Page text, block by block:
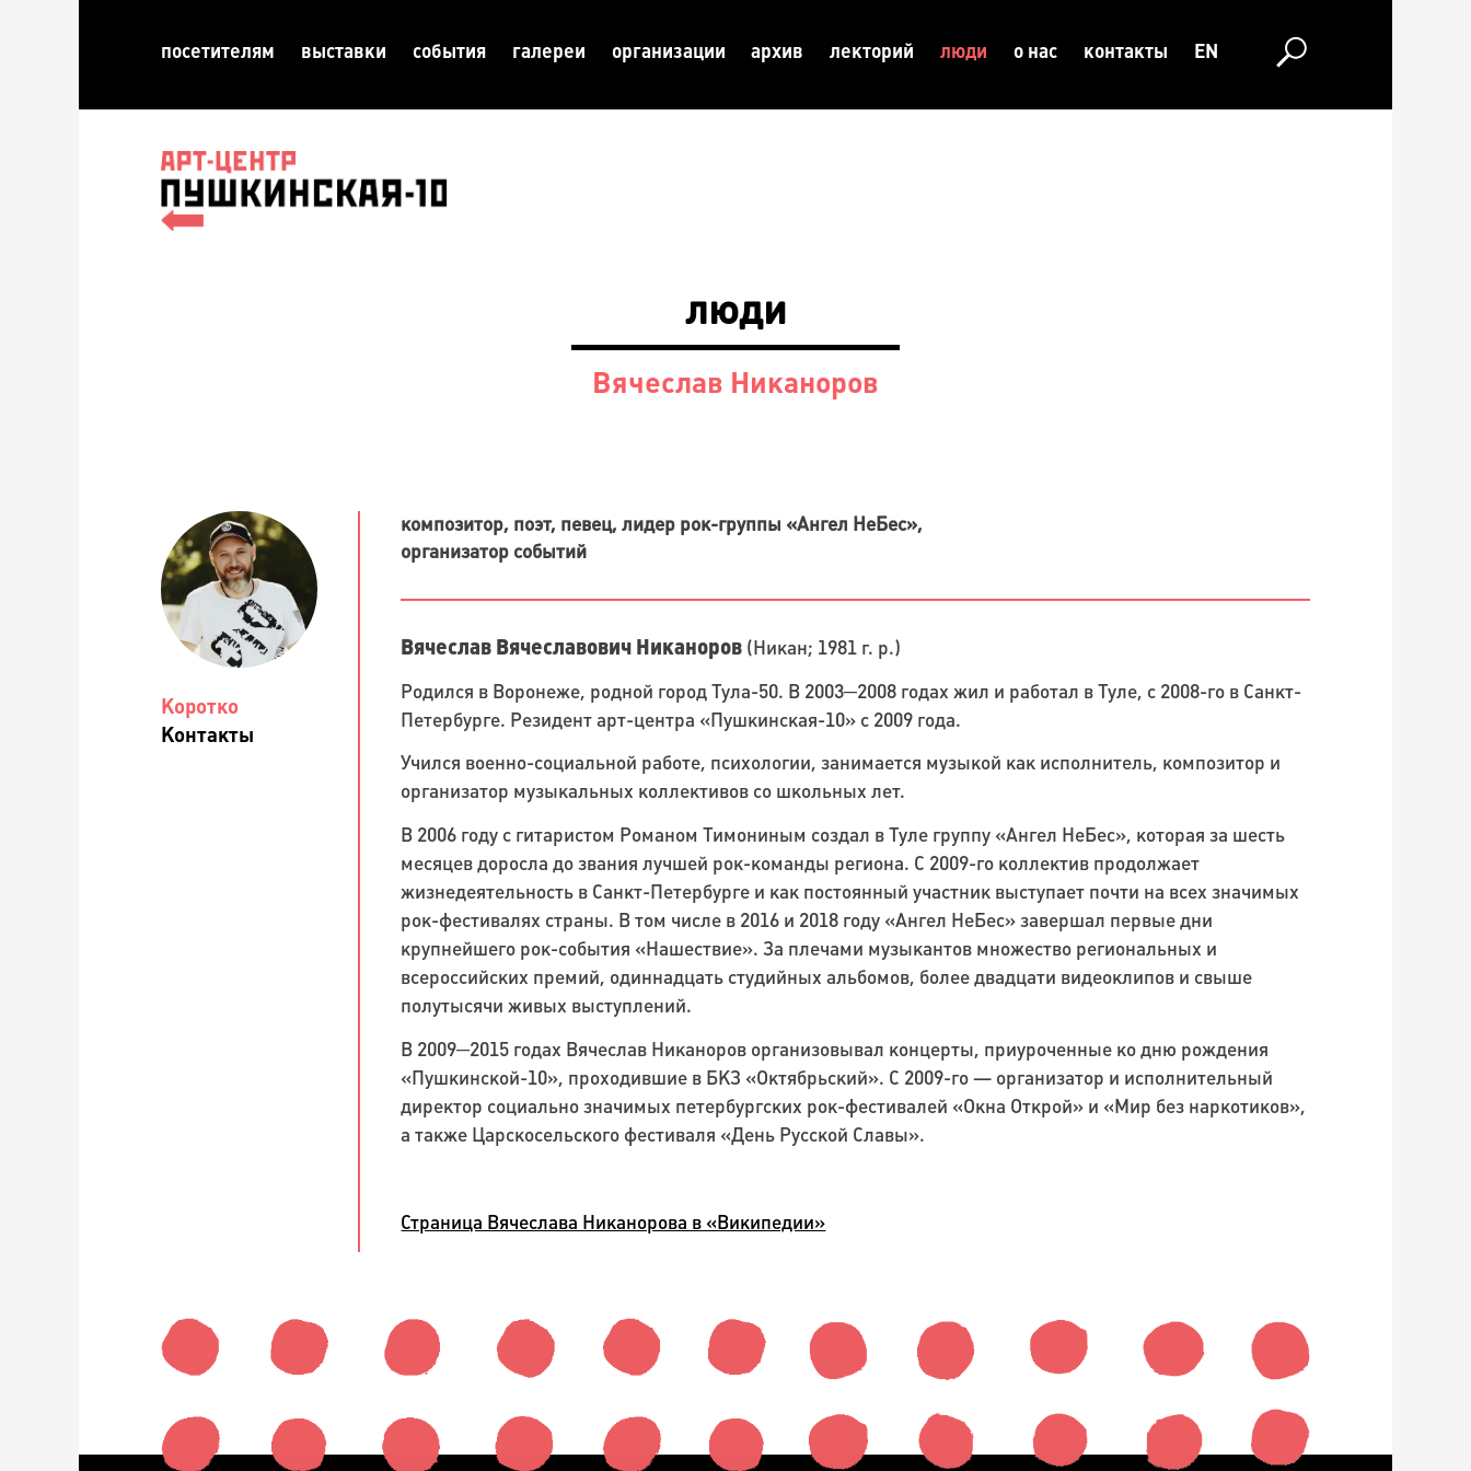
посетителям выставки события галереи организации архив лекторий люди о нас контакты EN
люди
Вячеслав Никаноров
Коротко
Контакты
композитор, поэт, певец, лидер рок-группы «Ангел НеБес»,
организатор событий
Вячеслав Вячеславович Никаноров (Никан; 1981 г. р.)
Родился в Воронеже, родной город Тула-50. В 2003─2008 годах жил и работал в Туле, с 2008-го в Санкт-
Петербурге. Резидент арт-центра «Пушкинская-10» с 2009 года.
Учился военно-социальной работе, психологии, занимается музыкой как исполнитель, композитор и
организатор музыкальных коллективов со школьных лет.
В 2006 году с гитаристом Романом Тимониным создал в Туле группу «Ангел НеБес», которая за шесть
месяцев доросла до звания лучшей рок-команды региона. С 2009-го коллектив продолжает
жизнедеятельность в Санкт-Петербурге и как постоянный участник выступает почти на всех значимых
рок-фестивалях страны. В том числе в 2016 и 2018 году «Ангел НеБес» завершал первые дни
крупнейшего рок-события «Нашествие». За плечами музыкантов множество региональных и
всероссийских премий, одиннадцать студийных альбомов, более двадцати видеоклипов и свыше
полутысячи живых выступлений.
В 2009─2015 годах Вячеслав Никаноров организовывал концерты, приуроченные ко дню рождения
«Пушкинской-10», проходившие в БКЗ «Октябрьский». С 2009-го — организатор и исполнительный
директор социально значимых петербургских рок-фестивалей «Окна Открой» и «Мир без наркотиков»,
а также Царскосельского фестиваля «День Русской Славы».
Страница Вячеслава Никанорова в «Википедии»